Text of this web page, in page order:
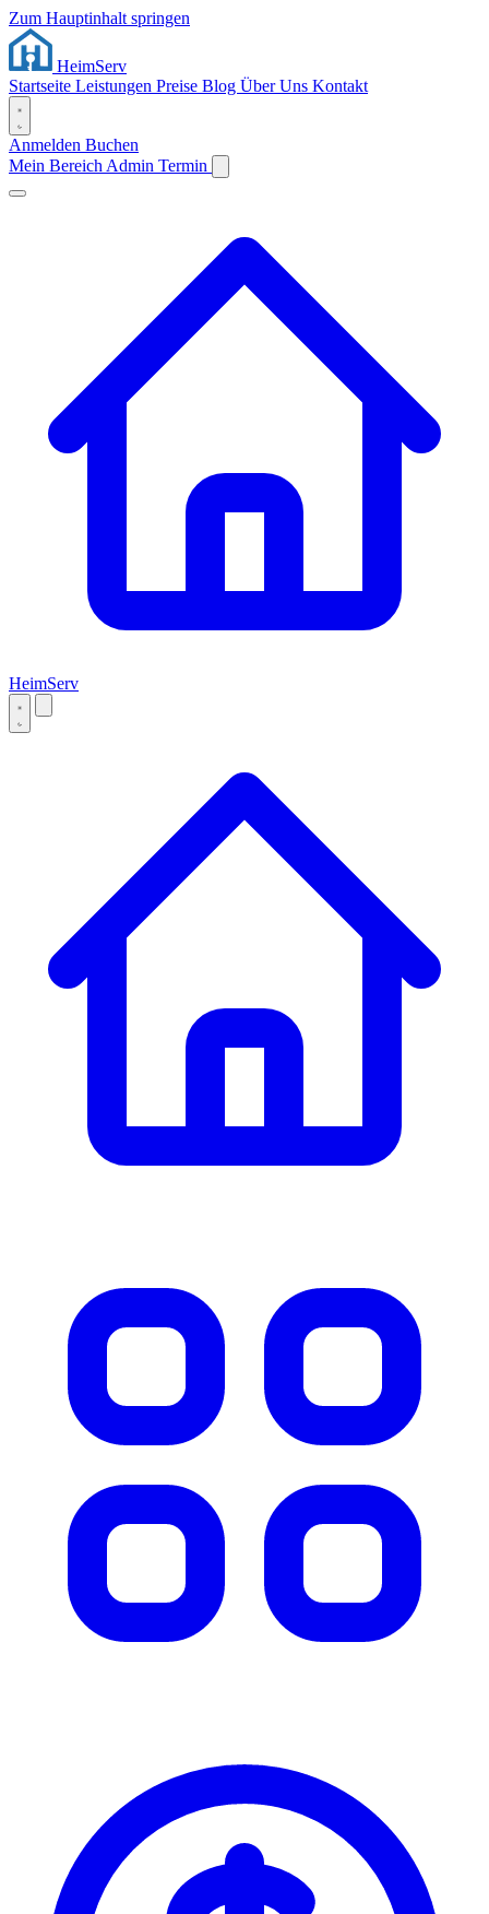
Zum Hauptinhalt springen
HeimServ
Startseite Leistungen Preise Blog Über Uns Kontakt
Anmelden Buchen
Mein Bereich Admin Termin
HeimServ